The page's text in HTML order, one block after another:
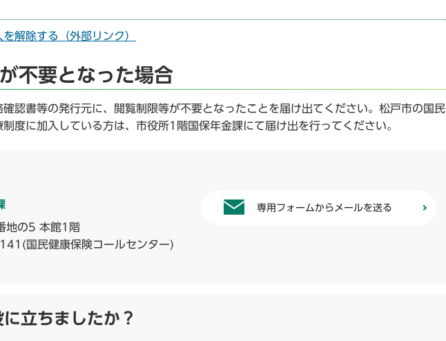
解除する（外部リンク）
不要となった場合
認書等の発行元に、閲覧制限等が不要となったことを届け出てください。松戸市の国民
度に加入している方は、市役所1階国保年金課にて届け出を行ってください。
地の5 本館1階
(国民健康保険コールセンター)
専用フォームからメールを送る
立ちましたか？